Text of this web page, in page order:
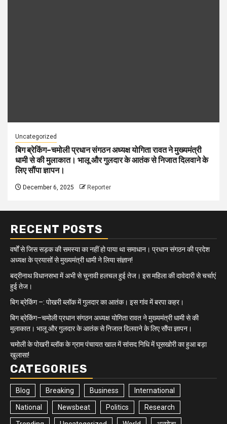
Uncategorized
बिग ब्रेकिंग–चमोली प्रधान संगठन अध्यक्ष योगिता रावत ने मुख्यमंत्री
धामी से की मुलाकात। भालू और गुलदार के आतंक से निजात दिलवाने के
लिए सौंपा ज्ञापन।
December 6, 2025 Reporter
RECENT POSTS
वर्षों से जिस सड़क की समस्या का नहीं हो पाया था समाधान। प्रधान संगठन की प्रदेश
अध्यक्ष के प्रयासों से मुख्यमंत्री धामी ने लिया संज्ञान!
बद्रीनाथ विधानसभा में अभी से चुनावी हलचल हुई तेज। इस महिला की दावेदारी से चर्चाएं
हुई तेज।
बिग ब्रेकिंग –: पोखरी ब्लॉक में गुलदार का आतंक। इस गांव में बरपा कहर।
बिग ब्रेकिंग–चमोली प्रधान संगठन अध्यक्ष योगिता रावत ने मुख्यमंत्री धामी से की
मुलाकात। भालू और गुलदार के आतंक से निजात दिलवाने के लिए सौंपा ज्ञापन।
चमोली के पोखरी ब्लॉक के ग्राम पंचायत खाल में सांसद निधि में घूसखोरी का हुआ बड़ा
खुलासा!
CATEGORIES
Blog Breaking Business International
National Newsbeat Politics Research